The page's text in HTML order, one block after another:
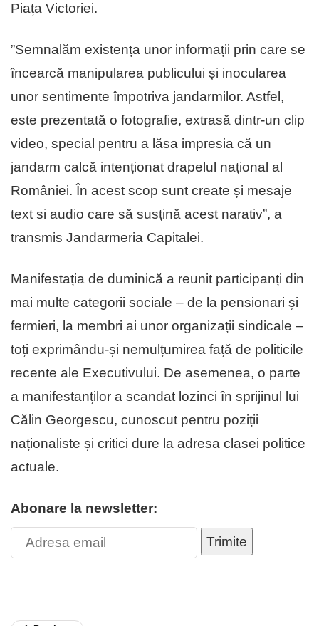
Piața Victoriei.
”Semnalăm existența unor informații prin care se
încearcă manipularea publicului și inocularea
unor sentimente împotriva jandarmilor. Astfel,
este prezentată o fotografie, extrasă dintr-un clip
video, special pentru a lăsa impresia că un
jandarm calcă intenționat drapelul național al
României. În acest scop sunt create și mesaje
text si audio care să susțină acest narativ”, a
transmis Jandarmeria Capitalei.
Manifestația de duminică a reunit participanți din
mai multe categorii sociale – de la pensionari și
fermieri, la membri ai unor organizații sindicale –
toți exprimându-și nemulțumirea față de politicile
recente ale Executivului. De asemenea, o parte
a manifestanților a scandat lozinci în sprijinul lui
Călin Georgescu, cunoscut pentru poziții
naționaliste și critici dure la adresa clasei politice
actuale.
Abonare la newsletter:
Trimite